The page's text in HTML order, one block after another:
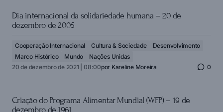
Dia internacional da solidariedade humana – 20 de
dezembro de 2005
Cooperação Internacional Cultura & Sociedade
Desenvolvimento
Marco Histórico
Mundo
Nações Unidas
20 de dezembro de 2021 | 08:00por Kareline Moreira 0
Criação do Programa Alimentar Mundial (WFP) – 19 de
dezembro de 1961